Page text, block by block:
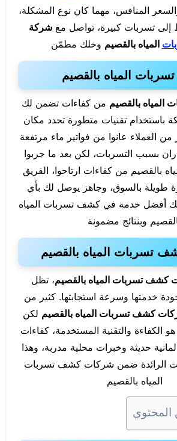
المنافس، مهما كان نوع المشكلة،
تسربات كبيرة، تواصل معشركة
المياه بالقصيم وخلك مطمّن
المياه بالقصيم
بالقصيم من كفاءات تضمن لك
باستخدام تقنيات متطورة تحدد مكان
العملاء عانوا من فواتير ماء مرتفعة
بسبب التسربات، لكن بعد ما جربوا
بالقصيم من كفاءات ارتاحوا، الفريق
طويلة بالسوق، وجاهز يوصل لك بأي
أفضل خدمة في كشف تسربات المياه
وبنتائج مضمونة
تسربات المياه بالقصيم
كشف تسربات المياه بالقصيم، تظل
خدمتها وسرعة استجابتها. كثير من
كشف تسربات المياه بالقصيم لكن
الكفاءة والتقنية المستخدمة، كفاءات
حديثة وخبرات محلية مدربة، وهذا
الرائدة ضمن شركات كشف تسربات
المياه بالقصيم
المحتوي